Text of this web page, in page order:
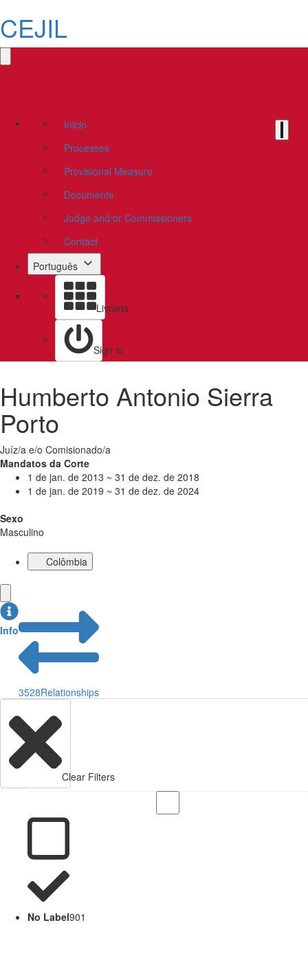
CEJIL
Inicio
Processes
Provisional Measure
Documents
Judge and/or Commissioners
Contact
Português
Livraria
Sign in
Humberto Antonio Sierra
Porto
Juíz/a e/o Comisionado/a
Mandatos da Corte
1 de jan. de 2013 ~ 31 de dez. de 2018
1 de jan. de 2019 ~ 31 de dez. de 2024
Sexo
Masculino
Colômbia
Info
3528Relationships
Clear Filters
No Label901